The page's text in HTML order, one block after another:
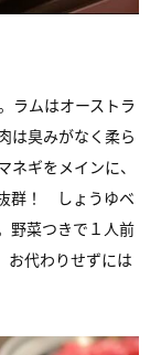
ラムはオーストラ
は臭みがなく柔ら
ギをメインに、
群！ しょうゆベ
野菜つきで１人前
お代わりせずには